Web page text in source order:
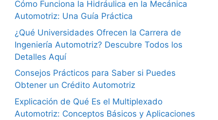
Cómo Funciona la Hidráulica en la Mecánica
Automotriz: Una Guía Práctica
¿Qué Universidades Ofrecen la Carrera de
Ingeniería Automotriz? Descubre Todos los
Detalles Aquí
Consejos Prácticos para Saber si Puedes
Obtener un Crédito Automotriz
Explicación de Qué Es el Multiplexado
Automotriz: Conceptos Básicos y Aplicaciones